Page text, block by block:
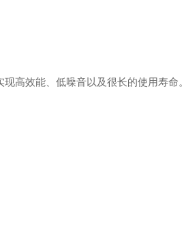
高效能、低噪音以及很长的使用寿命。